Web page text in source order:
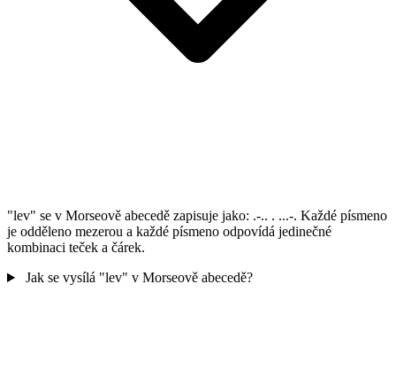
"lev" se v Morseově abecedě zapisuje jako: .-.. . ...-. Každé písmeno
je odděleno mezerou a každé písmeno odpovídá jedinečné
kombinaci teček a čárek.
Jak se vysílá "lev" v Morseově abecedě?